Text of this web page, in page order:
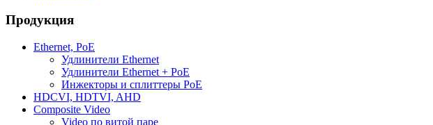
Продукция
Ethernet, PoE
Удлинители Ethernet
Удлинители Ethernet + PoE
Инжекторы и сплиттеры PoE
HDCVI, HDTVI, AHD
Composite Video
Video по витой паре